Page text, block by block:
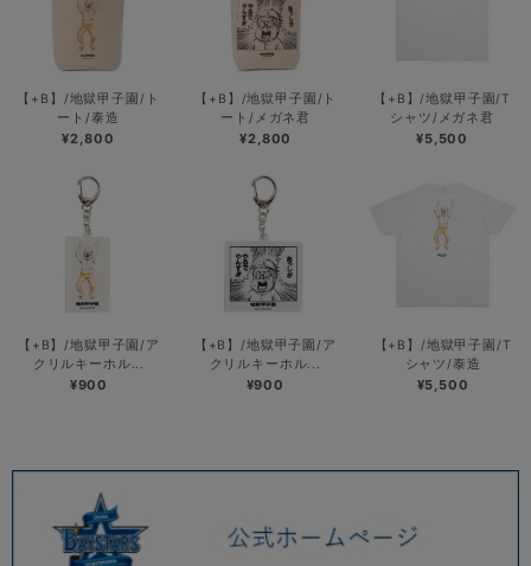
【+B】/地獄甲子園/ト
ート/泰造
¥2,800
【+B】/地獄甲子園/ト
ート/メガネ君
¥2,800
【+B】/地獄甲子園/T
シャツ/メガネ君
¥5,500
【+B】/地獄甲子園/ア
クリルキーホル...
¥900
【+B】/地獄甲子園/ア
クリルキーホル...
¥900
【+B】/地獄甲子園/T
シャツ/泰造
¥5,500